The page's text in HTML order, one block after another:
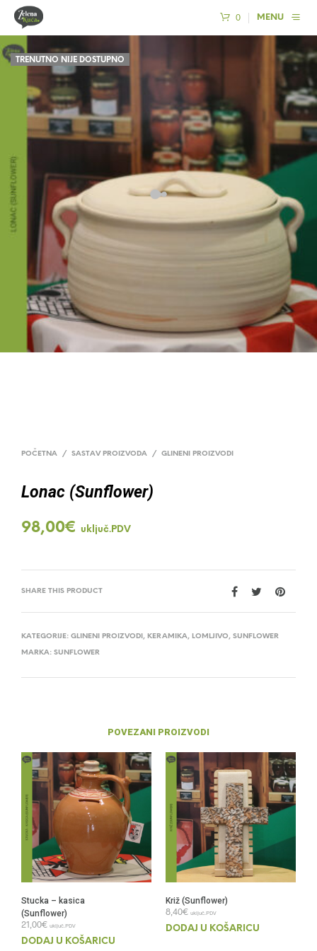
0 MENU
TRENUTNO NIJE DOSTUPNO
POČETNA / SASTAV PROIZVODA / GLINENI PROIZVODI
Lonac (Sunflower)
98,00€ uključ.PDV
SHARE THIS PRODUCT
KATEGORIJE: GLINENI PROIZVODI , KERAMIKA, LOMLJIVO, SUNFLOWER
MARKA: SUNFLOWER
POVEZANI PROIZVODI
Stucka – kasica
(Sunflower)
21,00€ uključ.PDV
DODAJ U KOŠARICU
Križ (Sunflower)
8,40€ uključ.PDV
DODAJ U KOŠARICU